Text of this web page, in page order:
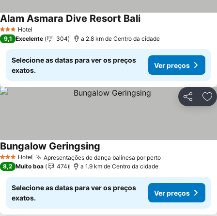
3 EstrelasHotel
Alam Asmara Dive Resort Bali
9,1 Excelente 304 a 2.8 km de Centro da cidade
Selecione as datas para ver os preços
exatos.
Ver preços
Partilhar
3 EstrelasHotel Apresentações de dança balinesa por perto
Bungalow Geringsing
8,2 Muito boa 474 a 1.9 km de Centro da cidade
Selecione as datas para ver os preços
exatos.
Ver preços